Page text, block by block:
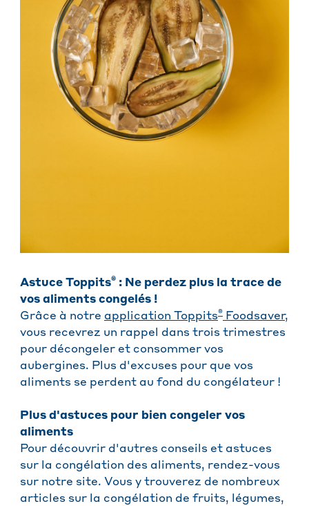
Astuce Toppits® : Ne perdez plus la trace de
vos aliments congelés !
Grâce à notre application Toppits® Foodsaver,
vous recevrez un rappel dans trois trimestres
pour décongeler et consommer vos
aubergines. Plus d'excuses pour que vos
aliments se perdent au fond du congélateur !
Plus d'astuces pour bien congeler vos
aliments
Pour découvrir d'autres conseils et astuces
sur la congélation des aliments, rendez-vous
sur notre site. Vous y trouverez de nombreux
articles sur la congélation de fruits, légumes,